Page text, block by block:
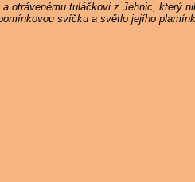
otrávenému tuláčkovi z Jehnic, který
svíčku a světlo jejího